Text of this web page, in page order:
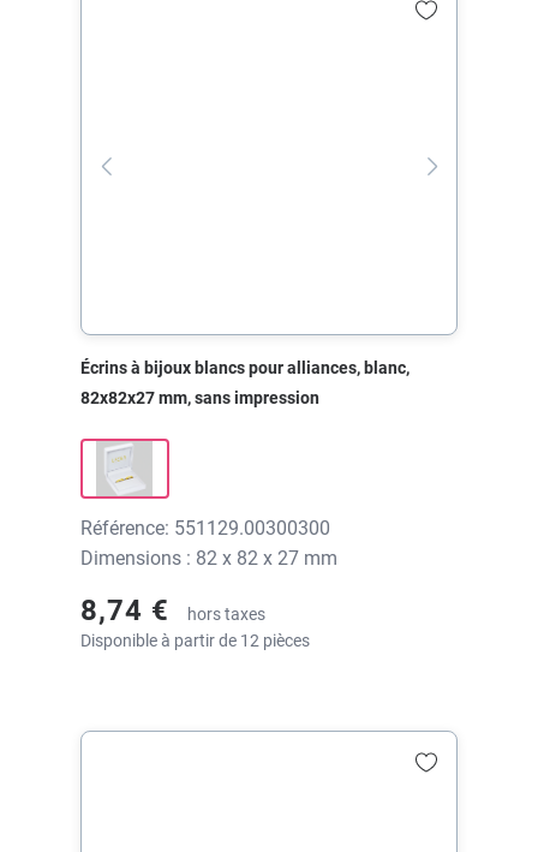
Écrins à bijoux blancs pour alliances, blanc,
82x82x27 mm, sans impression
Référence: 551129.00300300
Dimensions : 82 x 82 x 27 mm
8,74 €
hors taxes
Disponible à partir de 12 pièces